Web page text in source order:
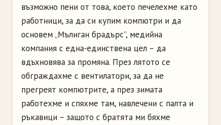
възможно пени от това, което печелехме като
работници, за да си купим компютри и да
основем „Мълиган брадърс”, медийна
компания с една-единствена цел – да
вдъхновява за промяна. През лятото се
обграждахме с вентилатори, за да не
прегреят компютрите, а през зимата
работехме и спяхме там, навлечени с палта и
ръкавици – защото с братята ми бяхме